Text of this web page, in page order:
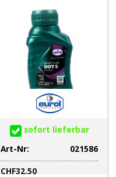
sofort lieferbar
Art-Nr:
021586
CHF32.50